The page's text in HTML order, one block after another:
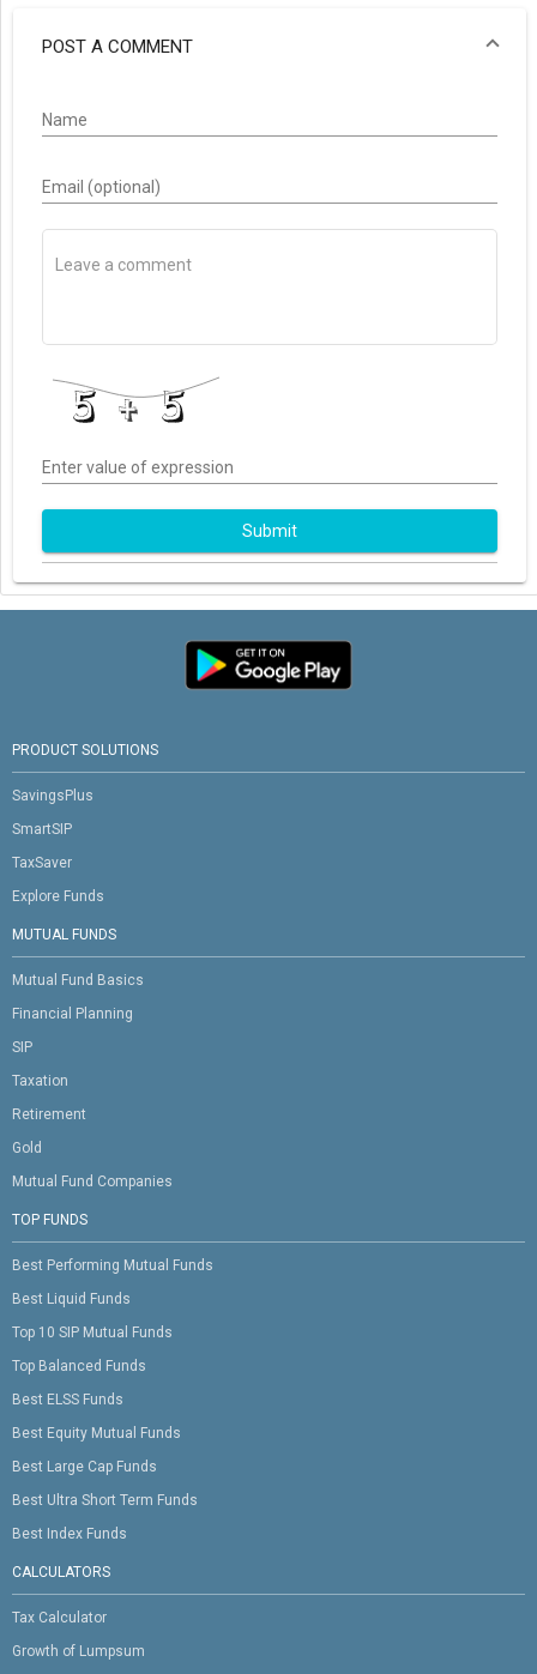
POST A COMMENT
Name
Email (optional)
Enter value of expression
Submit
PRODUCT SOLUTIONS
SavingsPlus
SmartSIP
TaxSaver
Explore Funds
MUTUAL FUNDS
Mutual Fund Basics
Financial Planning
SIP
Taxation
Retirement
Gold
Mutual Fund Companies
TOP FUNDS
Best Performing Mutual Funds
Best Liquid Funds
Top 10 SIP Mutual Funds
Top Balanced Funds
Best ELSS Funds
Best Equity Mutual Funds
Best Large Cap Funds
Best Ultra Short Term Funds
Best Index Funds
CALCULATORS
Tax Calculator
Growth of Lumpsum